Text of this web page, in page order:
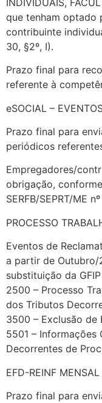
que tenham optado
contribuinte
30, §2º, I).
Prazo final para
referente à
eSOCIAL –
Prazo final para
periódicos
Empregadores/
obrigação,
SERFB/SEPRT/ME
PROCESSO
Eventos de
a partir de Outubro/
substituição da
2500 – Processo
dos Tributos
3500 – Exclusão de
5501 – Informações
Decorrentes de
EFD-REINF MENSAL
Prazo final para